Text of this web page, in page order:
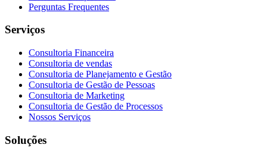
Perguntas Frequentes
Serviços
Consultoria Financeira
Consultoria de vendas
Consultoria de Planejamento e Gestão
Consultoria de Gestão de Pessoas
Consultoria de Marketing
Consultoria de Gestão de Processos
Nossos Serviços
Soluções